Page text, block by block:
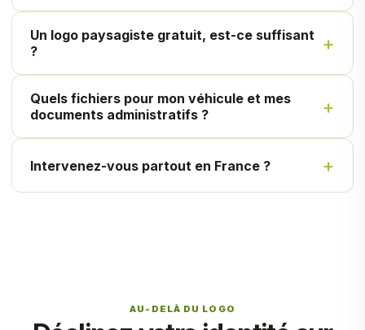
Un logo paysagiste gratuit, est-ce suffisant
?
Quels fichiers pour mon véhicule et mes
documents administratifs ?
Intervenez-vous partout en France ?
AU-DELÀ DU LOGO